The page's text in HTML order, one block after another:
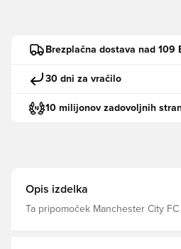
Brezplačna dostava nad 109
30 dni za vračilo
10 milijonov zadovoljnih
Opis izdelka
Ta pripomoček Manchester City